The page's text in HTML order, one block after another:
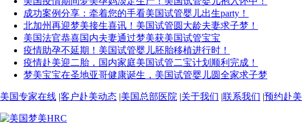
成功案例分享：牵着您的手看美国试管婴儿出生party！
北加州再迎梦美接生喜讯！美国试管圆大龄夫妻求子梦！
美国法官恭喜国内夫妻通过梦美获美国试管宝宝
疫情助孕不延期！美国试管婴儿胚胎移植进行时！
疫情赴美迎二胎，国内家庭美国试管二宝计划顺利完成！
梦美宝宝在圣地亚哥健康诞生，美国试管婴儿圆全家求子梦
美国专家在线 |客户赴美动态 |美国总部医院 |关于我们 |联系我们 |预约赴美